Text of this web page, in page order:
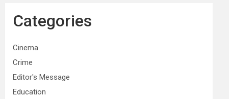
Categories
Cinema
Crime
Editor's Message
Education